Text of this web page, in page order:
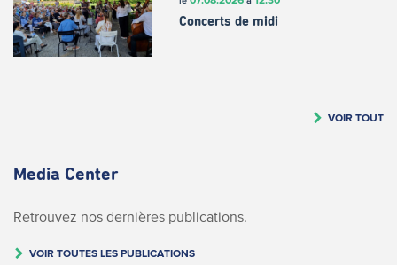
Concerts de midi
VOIR TOUT
Media Center
Retrouvez nos dernières publications.
VOIR TOUTES LES PUBLICATIONS